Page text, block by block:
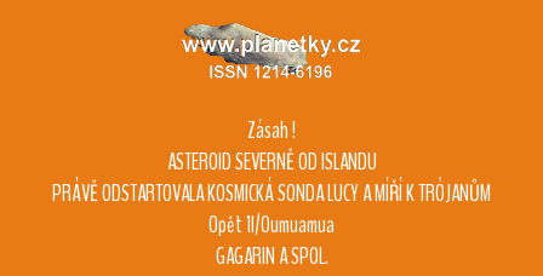
Zásah !
ASTEROID SEVERNĚ OD ISLANDU
PRÁVĚ ODSTARTOVALA KOSMICKÁ SONDA LUCY A MÍŘÍ K TRÓJANŮM
Opět 1I/Oumuamua
GAGARIN A SPOL.